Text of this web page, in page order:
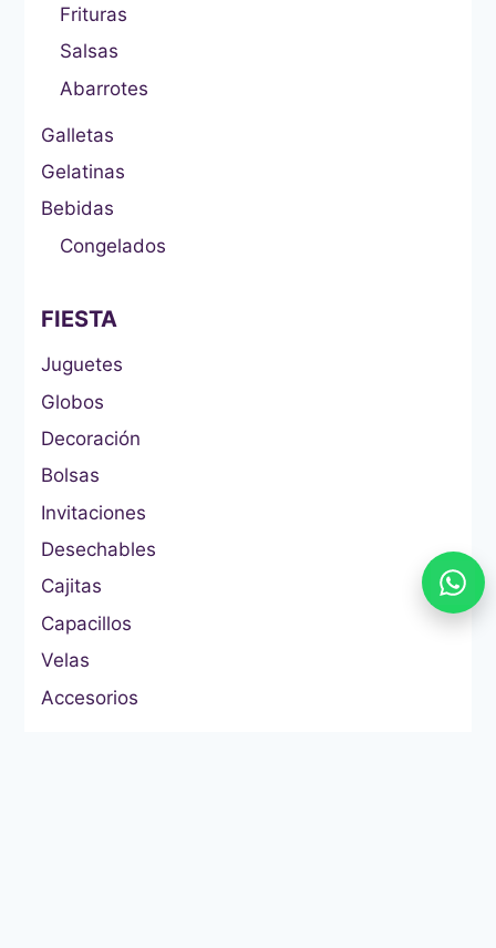
Frituras
Salsas
Abarrotes
Galletas
Gelatinas
Bebidas
Congelados
FIESTA
Juguetes
Globos
Decoración
Bolsas
Invitaciones
Desechables
Cajitas
Capacillos
Velas
Accesorios